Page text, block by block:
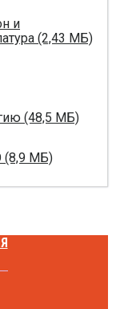
и
(2,43 МБ)
(48,5 МБ)
(8,9 МБ)